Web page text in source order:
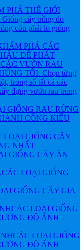
PHÁ THẾ GIỚI
cây trồng do
còn phải lo giống
PHÁ CÁC
ĐỂ PHÁT
VƯỜN RAU
TÔI. Chọn từng
trong số tất cả các
dựng vườn rau trong
GIỐNG RAU RỪNG
CÔNG KIỂU
LOẠI GIỐNG CÂY
NHẤT
GIỐNG CÂY ĂN
CÁC LOẠI GIỐNG
GIỐNG CÂY GIA
CÁC LOẠI GIỐNG
ĐỘ ÁNH
CÁC LOẠI GIỐNG
ĐỘ ÁNH